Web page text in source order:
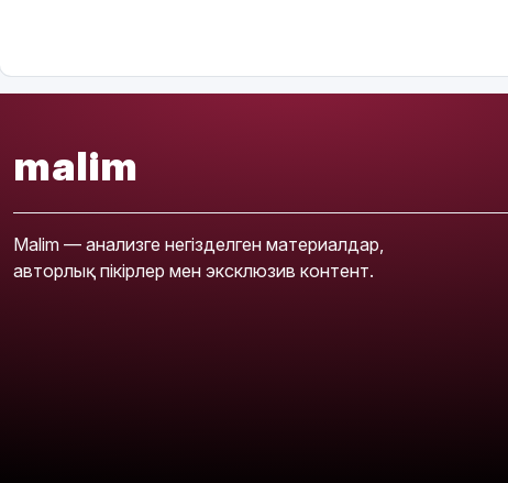
malim
Malim — анализге негізделген материалдар,
авторлық пікірлер мен эксклюзив контент.